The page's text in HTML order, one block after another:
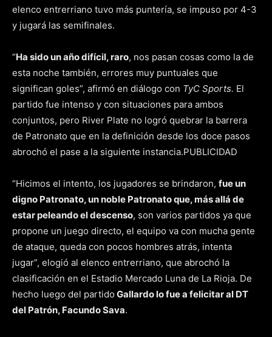
elenco entrerriano tuvo más puntería, se impuso por 4-3
y jugará las semifinales.
“Ha sido un año difícil, raro, nos pasan cosas como la de
esta noche también, errores muy puntuales que
significan goles”, afirmó en diálogo con TyC Sports. El
partido fue intenso y con situaciones para ambos
conjuntos, pero River Plate no logró quebrar la barrera
de Patronato que en la definición desde los doce pasos
abrochó el pase a la siguiente instancia.PUBLICIDAD
“Hicimos el intento, los jugadores se brindaron, fue un
digno Patronato, un noble Patronato que, más allá de
estar peleando el descenso, son varios partidos ya que
propone un juego directo, el equipo va con mucha gente
de ataque, queda con pocos hombres atrás, intenta
jugar”, elogió al elenco entrerriano, que abrochó la
clasificación en el Estadio Mercado Luna de La Rioja. De
hecho luego del partido Gallardo lo fue a felicitar al DT
del Patrón, Facundo Sava.